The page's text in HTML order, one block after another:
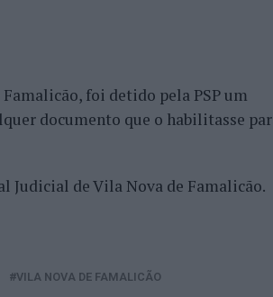
foi detido pela PSP um
documento que o habilitasse
Judicial de Vila Nova de Famalicão.
VILA NOVA DE FAMALICÃO